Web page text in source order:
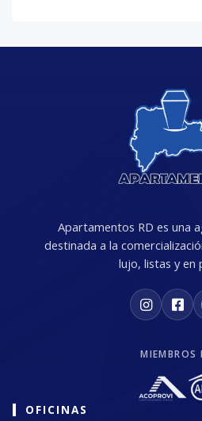
Apartamentos RD es una
destinada a la
lujo, listas y en
MIEMBROS
OFICINAS